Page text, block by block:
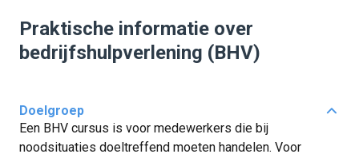
Praktische informatie over
bedrijfshulpverlening (BHV)
Doelgroep
Een BHV cursus is voor medewerkers die bij
noodsituaties doeltreffend moeten handelen. Voor